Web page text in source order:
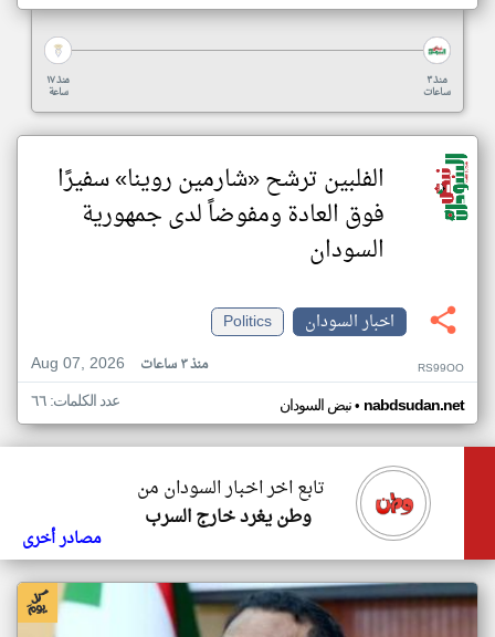
منذ ١٧
ساعة
منذ ٣
ساعات
الفلبين ترشح «شارمين روينا» سفيرًا
فوق العادة ومفوضاً لدى جمهورية
السودان
اخبار السودان
Politics
Aug 07, 2026
منذ ٣ ساعات RS99OO
نبض السودان• nabdsudan.net عدد الكلمات: ٦٦
تابع اخر اخبار السودان من
وطن يغرد خارج السرب
مصادر أخرى